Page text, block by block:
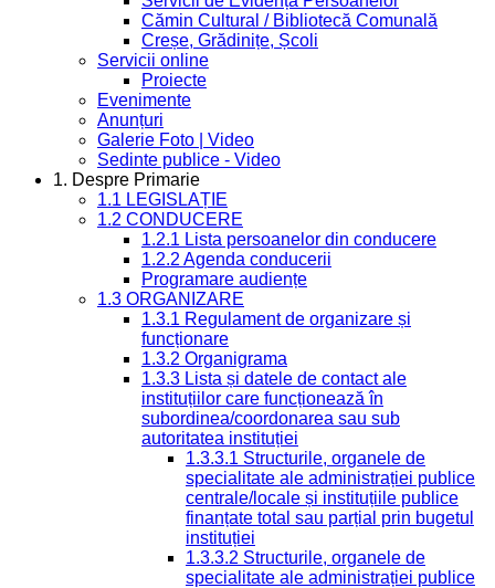
Cămin Cultural / Bibliotecă Comunală
Creșe, Grădinițe, Școli
Servicii online
Proiecte
Evenimente
Anunțuri
Galerie Foto | Video
Sedinte publice - Video
1. Despre Primarie
1.1 LEGISLAȚIE
1.2 CONDUCERE
1.2.1 Lista persoanelor din conducere
1.2.2 Agenda conducerii
Programare audiențe
1.3 ORGANIZARE
1.3.1 Regulament de organizare și
funcționare
1.3.2 Organigrama
1.3.3 Lista și datele de contact ale
instituțiilor care funcționează în
subordinea/coordonarea sau sub
autoritatea instituției
1.3.3.1 Structurile, organele de
specialitate ale administrației publice
centrale/locale și instituțiile publice
finanțate total sau parțial prin bugetul
instituției
1.3.3.2 Structurile, organele de
specialitate ale administrației publice